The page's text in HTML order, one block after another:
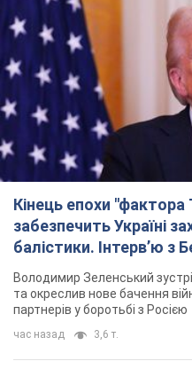
Кінець епохи
забезпечить Україні
балістики. Інтерв’ю з
Володимир Зеленський
та окреслив нове бачення
партнерів у боротьбі з Росією
час назад 3,6 т.